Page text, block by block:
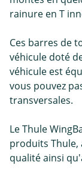
rainure en T
Ces barres de
véhicule doté
véhicule est
vous pouvez
transversales.
Le Thule
produits Thule,
qualité ainsi